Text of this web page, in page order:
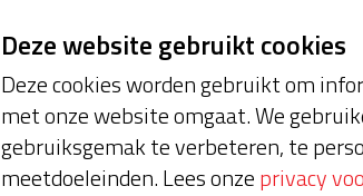
Deze website gebruikt cookies
Deze cookies worden gebruikt om
met onze website omgaat. We
gebruiksgemak te verbeteren, te
meetdoeleinden. Lees onzeprivacy